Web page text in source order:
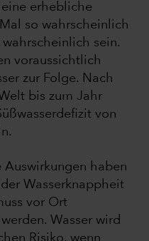
erhebliche
so wahrscheinlich
sein.
voraussichtlich
zur Folge. Nach
bis zum Jahr
von
haben
Wasserknappheit
vor Ort
Wasser wird
Risiko, wenn